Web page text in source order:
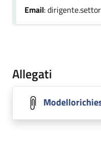
Email:
Allegati